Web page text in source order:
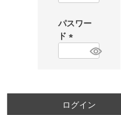
須
パスワー
ド
ログイン